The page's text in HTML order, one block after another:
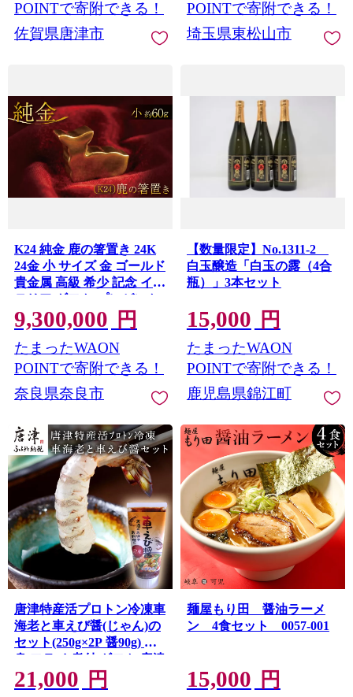
POINTで寄附できる！
佐賀県唐津市
缶ビール BBQ キャンプ ア
酌 父の日 母の日 ギフト 贈
まめ 枝豆 スパイシー 柑橘
アロマホップ 白葡萄
POINTで寄附できる！
埼玉県東松山市
K24 純金 鹿の箸置き 24K
24金 小 サイズ 金 ゴールド
貴金属 高級 希少 記念 イン
テリア ギフト プレゼント
贈り物 贈答用 合同会社工
藝舎 奈良県 奈良市
9,300,000 円
たまったWAON
POINTで寄附できる！
奈良県奈良市
【数量限定】No.1311-2
白玉醸造「白玉の露（4合
瓶）」3本セット
15,000 円
たまったWAON
POINTで寄附できる！
鹿児島県錦江町
唐津特産活プロトン冷凍車
海老と車えび醤(じゃん)の
セット(250g×2P 醤90g) 刺
身 フライ 煮付 ギフト 唐津
市
21,000 円
麺屋もり田 醤油ラーメ
ン 4食セット 0057-001
15,000 円